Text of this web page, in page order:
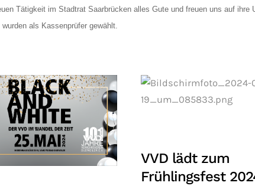
Tätigkeit im Stadtrat Saarbrücken alles Gute und freuen uns auf ihre
als Kassenprüfer gewählt.
VVD lädt zum
Frühlingsfest